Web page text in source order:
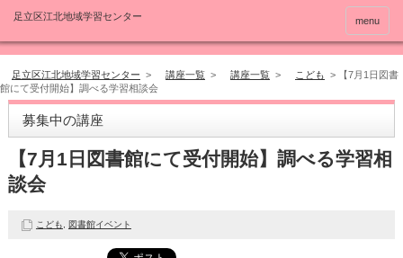
menu
足立区江北地域学習センター > 講座一覧 > 講座一覧 > こども >
【7月1日図書
館にて受付開始】調べる学習相談会
募集中の講座
【7月1日図書館にて受付開始】調べる学習相
談会
こども 図書館イベント